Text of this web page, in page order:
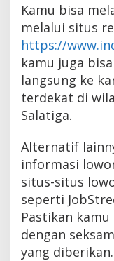
Kamu bisa
melalui situs
https://
kamu juga
langsung ke
terdekat di
Salatiga.
Alternatif
informasi
situs-situs
seperti
Pastikan
dengan
yang diberikan.